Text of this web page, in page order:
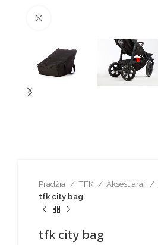
Pradžia TFK Aksesuarai
tfk city bag
tfk city bag